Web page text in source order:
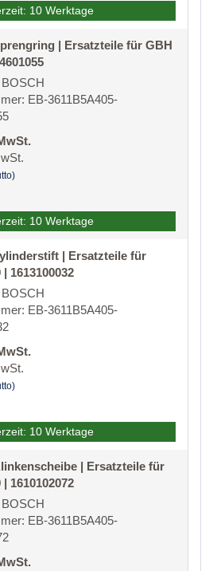
10 Werktage
| Ersatzteile für GBH
EB-3611B5A405-
10 Werktage
| Ersatzteile für
1613100032
EB-3611B5A405-
10 Werktage
| Ersatzteile für
1610102072
EB-3611B5A405-